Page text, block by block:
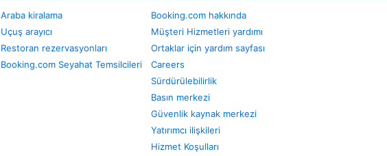
Araba kiralama
Uçuş arayıcı
Restoran rezervasyonları
Booking.com Seyahat Temsilcileri
Booking.com hakkında
Müşteri Hizmetleri yardımı
Ortaklar için yardım sayfası
Careers
Sürdürülebilirlik
Basın merkezi
Güvenlik kaynak merkezi
Yatırımcı ilişkileri
Hizmet Koşulları